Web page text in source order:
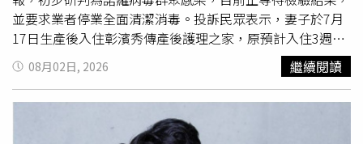
退掉，讓每個月可以多省下9000日圓（約新台幣1800
元）。香織也與父親約定，每個月至少保留3萬5000日圓
（約新台幣7100元）當餐費，要求父親正常吃三餐，香織
每個月也會陪父親去採買食材2次，而修繕費則與生活費則
分開管理。後來，雖然修一仍會計較商品價格，但他不會再
並要求業者停業全面清潔消毒。投訴民眾表示，妻子於7月
17日生產後入住彰濱秀傳產後護理之家，原預計入住3週，
每日費用8400元，總計17萬6400元，且入住第2天即已全
額 繳清。不料7月31日深夜突然接獲通知，要求所有產婦與
嬰兒立即撤離，需自行尋找安置地點及醫療資源，院方也未
交代退費及相關權益，引發家屬質疑。對此，彰濱秀傳產後
護理之家透過社群平台表示，基於「比起等待風險發生，我
08月02日, 2026 繼續閱讀